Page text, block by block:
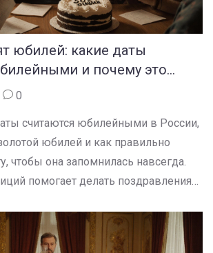
юбилей: какие даты
и почему это
0
считаются юбилейными в России,
юбилей и как правильно
чтобы она запомнилась навсегда.
помогает делать поздравления